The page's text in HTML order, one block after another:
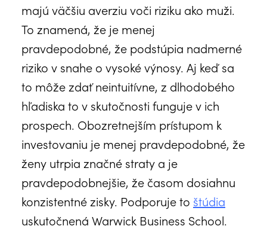
majú väčšiu averziu voči riziku ako muži.
To znamená, že je menej
pravdepodobné, že podstúpia nadmerné
riziko v snahe o vysoké výnosy. Aj keď sa
to môže zdať neintuitívne, z dlhodobého
hľadiska to v skutočnosti funguje v ich
prospech. Obozretnejším prístupom k
investovaniu je menej pravdepodobné, že
ženy utrpia značné straty a je
pravdepodobnejšie, že časom dosiahnu
konzistentné zisky. Podporuje to štúdia
uskutočnená Warwick Business School.